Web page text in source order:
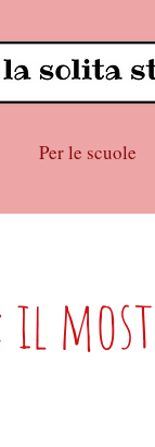
Per le scuole
il